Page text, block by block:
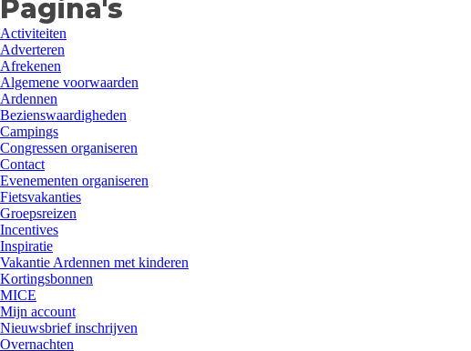
Pagina's
Activiteiten
Adverteren
Afrekenen
Algemene voorwaarden
Ardennen
Bezienswaardigheden
Campings
Congressen organiseren
Contact
Evenementen organiseren
Fietsvakanties
Groepsreizen
Incentives
Inspiratie
Vakantie Ardennen met kinderen
Kortingsbonnen
MICE
Mijn account
Nieuwsbrief inschrijven
Overnachten